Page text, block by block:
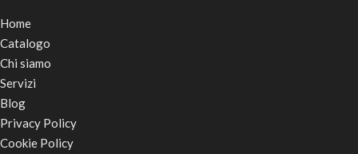
Home
Catalogo
Chi siamo
Servizi
Blog
Privacy Policy
Cookie Policy